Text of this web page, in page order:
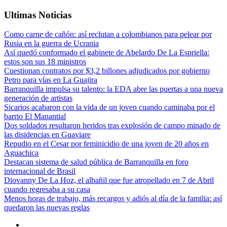
Ultimas Noticias
Como carne de cañón: así reclutan a colombianos para pelear por
Rusia en la guerra de Ucrania
Así quedó conformado el gabinete de Abelardo De La Espriella:
estos son sus 18 ministros
Cuestionan contratos por $3,2 billones adjudicados por gobierno
Petro para vías en La Guajira
Barranquilla impulsa su talento: la EDA abre las puertas a una nueva
generación de artistas
Sicarios acabaron con la vida de un joven cuando caminaba por el
barrio El Manantial
Dos soldados resultaron heridos tras explosión de campo minado de
las disidencias en Guaviare
Repudio en el Cesar por feminicidio de una joven de 20 años en
Aguachica
Destacan sistema de salud pública de Barranquilla en foro
internacional de Brasil
Diovanny De La Hoz, el albañil que fue atropellado en 7 de Abril
cuando regresaba a su casa
Menos horas de trabajo, más recargos y adiós al día de la familia: así
quedaron las nuevas reglas